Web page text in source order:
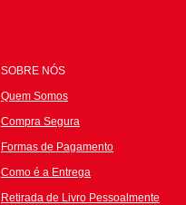
SOBRE NÓS
Quem Somos
Compra Segura
Formas de Pagamento
Como é a Entrega
Retirada de Livro Pessoalmente